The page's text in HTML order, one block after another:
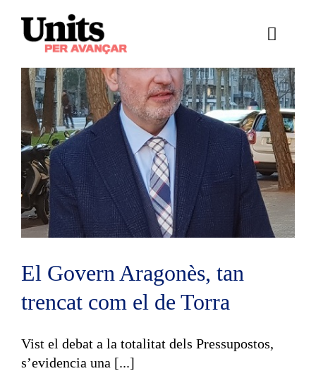
content
Toggle
Cerca
…
El Govern Aragonès, tan
trencat com el de Torra
Vist el debat a la totalitat dels Pressupostos,
s’evidencia una [...]